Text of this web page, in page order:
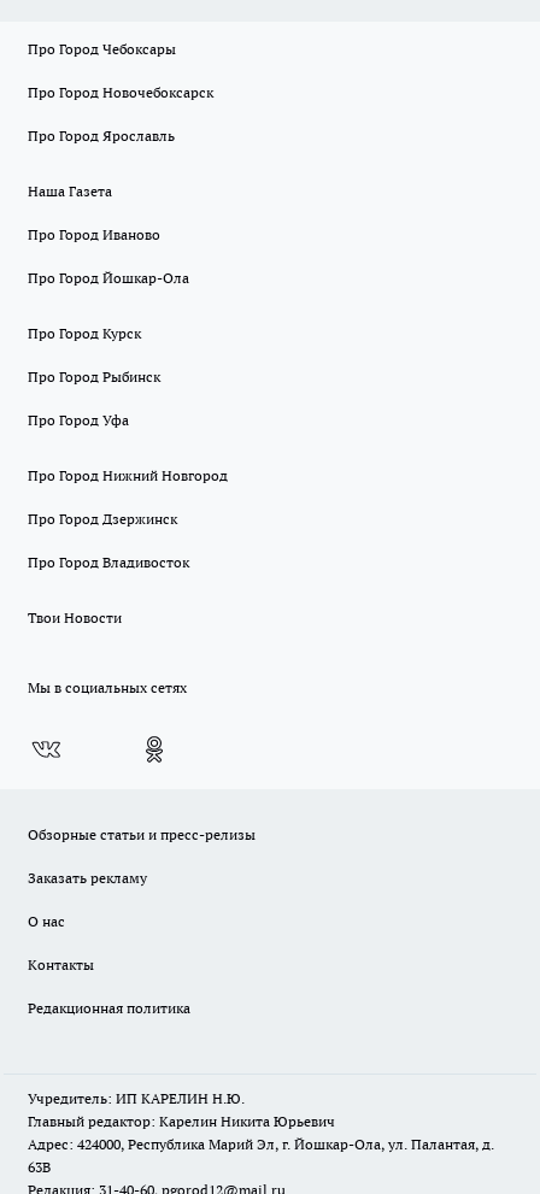
Про Город Чебоксары
Про Город Новочебоксарск
Про Город Ярославль
Наша Газета
Про Город Иваново
Про Город Йошкар-Ола
Про Город Курск
Про Город Рыбинск
Про Город Уфа
Про Город Нижний Новгород
Про Город Дзержинск
Про Город Владивосток
Твои Новости
Мы в социальных сетях
Обзорные статьи и пресс-релизы
Заказать рекламу
О нас
Контакты
Редакционная политика
Учредитель: ИП КАРЕЛИН Н.Ю.
Главный редактор: Карелин Никита Юрьевич
Адрес: 424000, Республика Марий Эл, г. Йошкар-Ола, ул. Палантая, д.
63В
Редакция: 31-40-60, pgorod12@mail.ru